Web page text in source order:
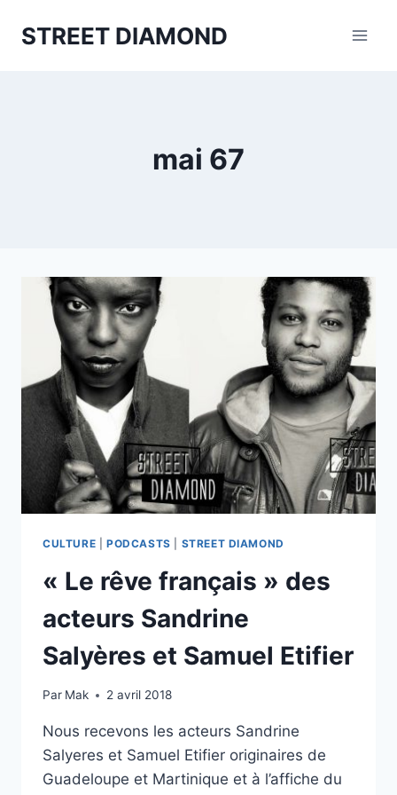
STREET DIAMOND
mai 67
CULTURE PODCASTS STREET DIAMOND
« Le rêve français » des
acteurs Sandrine
Salyères et Samuel Etifier
Par Mak 2 avril 2018
Nous recevons les acteurs Sandrine
Salyeres et Samuel Etifier originaires de
Guadeloupe et Martinique et à l’affiche du